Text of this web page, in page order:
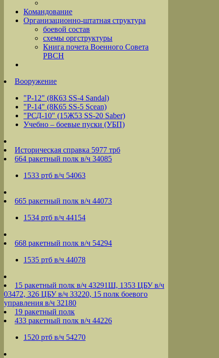
Командование
Организационно-штатная структура
боевой состав
схемы оргструктуры
Книга почета Военного Совета
РВСН
Вооружение
"Р-12" (8К63 SS-4 Sandal)
"Р-14" (8К65 SS-5 Scean)
"РСД-10" (15Ж53 SS-20 Saber)
Учебно – боевые пуски (УБП)
Историческая справка 5977 трб
664 ракетный полк в/ч 34085
1533 ртб в/ч 54063
665 ракетный полк в/ч 44073
1534 ртб в/ч 44154
668 ракетный полк в/ч 54294
1535 ртб в/ч 44078
15 ракетный полк в/ч 43291Ш, 1353 ЦБУ в/ч
03472, 326 ЦБУ в/ч 33220, 15 полк боевого
управления в/ч 32180
19 ракетный полк
433 ракетный полк в/ч 44226
1520 ртб в/ч 54270